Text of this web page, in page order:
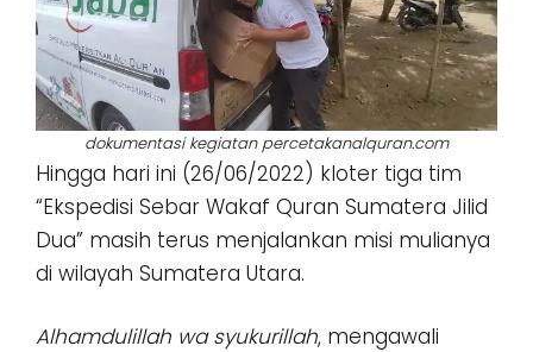
dokumentasi kegiatan percetakanalquran.com
Hingga hari ini (26/06/2022) kloter tiga tim
“Ekspedisi Sebar Wakaf Quran Sumatera Jilid
Dua” masih terus menjalankan misi mulianya
di wilayah Sumatera Utara.
Alhamdulillah wa syukurillah, mengawali